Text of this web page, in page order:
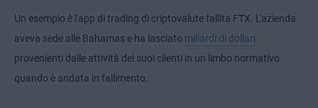
Un esempio è l'app di trading di criptovalute fallita FTX. L'azienda
aveva sede alle Bahamas e ha lasciato miliardi di dollari
provenienti dalle attività dei suoi clienti in un limbo normativo
quando è andata in fallimento.